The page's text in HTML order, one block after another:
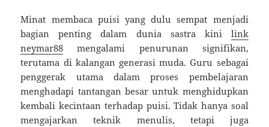
Minat membaca puisi yang dulu sempat menjadi
bagian penting dalam dunia sastra kini link
neymar88 mengalami penurunan signifikan,
terutama di kalangan generasi muda. Guru sebagai
penggerak utama dalam proses pembelajaran
menghadapi tantangan besar untuk menghidupkan
kembali kecintaan terhadap puisi. Tidak hanya soal
mengajarkan teknik menulis, tetapi juga